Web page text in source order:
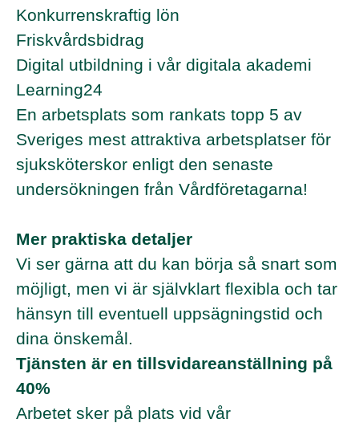
Konkurrenskraftig lön
Friskvårdsbidrag
Digital utbildning i vår digitala akademi
Learning24
En arbetsplats som rankats topp 5 av
Sveriges mest attraktiva arbetsplatser för
sjuksköterskor enligt den senaste
undersökningen från Vårdföretagarna!
Mer praktiska detaljer
Vi ser gärna att du kan börja så snart som
möjligt, men vi är självklart flexibla och tar
hänsyn till eventuell uppsägningstid och
dina önskemål.
Tjänsten är en tillsvidareanställning på
40%
Arbetet sker på plats vid vår